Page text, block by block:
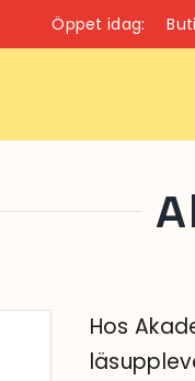
Öppet idag:
Hos